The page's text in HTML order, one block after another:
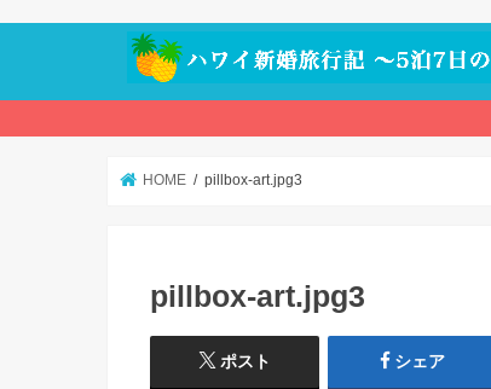
HOME pillbox-art.jpg3
pillbox-art.jpg3
ポスト シェア